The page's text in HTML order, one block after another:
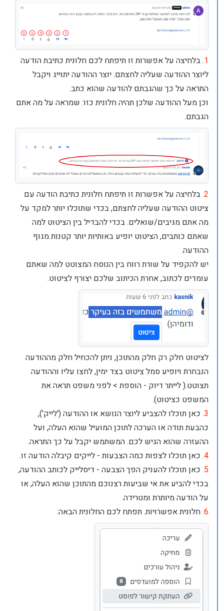
1. בלחיצה על אפשרות זו תיפתח לכם חלונית כתיבת הודעה
ליוצר ההודעה שעליה לחצתם. יוצר ההודעה יתוייג ויקבל
התראה על כך שהגבתם להודעה שהוא כתב.
וכן מעל ההודעה שלכן תהיה חלונית כזו: שמראה על מה אתם
הגבתם.
2. בלחיצה על אפשרות זו תיפתח חלונית כתיבת הודעה עם
ציטוט ההודעה שעליה לחצתם, בכדי שתוכלו יותר למקד על
מה אתם מגיבים/שואלים. בכדי להבדיל בין הציטוט למה
שאתם כותבים, הציטוט יופיע באותיות יותר קטנות מגוף
ההודעה.
יש להקפיד על שורת רווח בין הנוסח המצוטט למה שאתם
עומדים לכתוב, אחרת הכיתוב שלכם יצורף לציטוט.
לציטוט חלק רק חלק מהתוכן, ניתן להכחיל חלק מההודעה
הנבחרת ויופיע סמל ציטוט בצד ימין, לחצו עליו וההודעה
תצוטט.( לייתר דיוק - הוספת > לפני משפט תראה את
המשפט כציטוט).
3. כאן תוכלו להצביע ליוצר הנושא או ההודעה ('לייק'),
כהבעת תודה או הערכה לתוכן המועיל שהוא העלה, ועל
ההעזרה שהוא הגיש לכם. המשתמש יקבל על כך התראה.
4. כאן תוכלו לצפות כמה הצבעות - לייקים קיבלה הודעה זו.
5. כאן תוכלו להעניק הפך הצבעה - דיסלייק לכותב ההודעה,
בכדי להביע את אי שביעות רצנוכם מהתוכן שהוא העלה, או
על הודעה מיותרת ומטרידה.
6. חלונית אפשרויות. תפתח לכם החלונית הבאה: